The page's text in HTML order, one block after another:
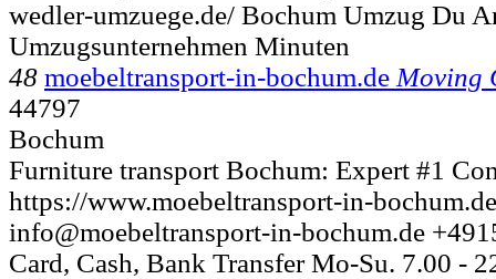
wedler-umzuege.de/ Bochum Umzug Du
Umzugsunternehmen Minuten
48 moebeltransport-in-bochum.de Moving
44797
Bochum
Furniture transport Bochum: Expert #1
https://www.moebeltransport-in-
info@moebeltransport-in-bochum.de
Card, Cash, Bank Transfer Mo-Su. 7.00 -